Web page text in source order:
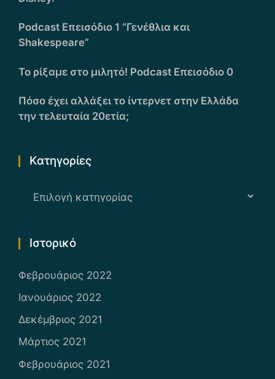
Podcast Επεισόδιο 1 “Γενέθλια και
Shakespeare”
Το ρίξαμε στο μιλητό! Podcast Επεισόδιο 0
Πόσο έχει αλλάξει το ίντερνετ στην Ελλάδα
την τελευταία 20ετία;
Kατηγορίες
Kατηγορίες
Ιστορικό
Φεβρουάριος 2022
Ιανουάριος 2022
Δεκέμβριος 2021
Μάρτιος 2021
Φεβρουάριος 2021